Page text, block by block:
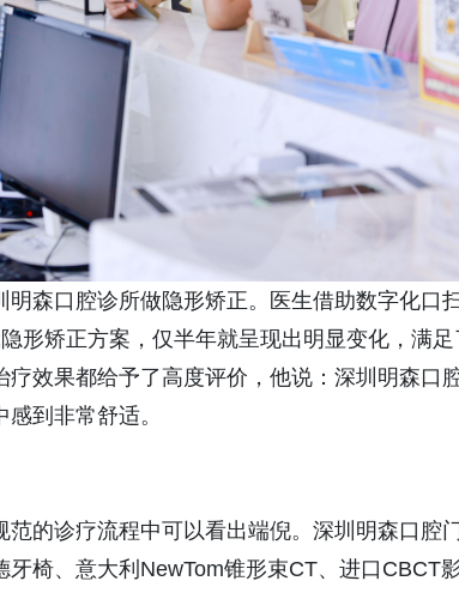
森口腔诊所做隐形矫正。医生借助数字化口
形矫正方案，仅半年就呈现出明显变化，满足
效果都给予了高度评价，他说：深圳明森口
到非常舒适。
的诊疗流程中可以看出端倪。深圳明森口腔
椅、意大利NewTom锥形束CT、进口CBCT